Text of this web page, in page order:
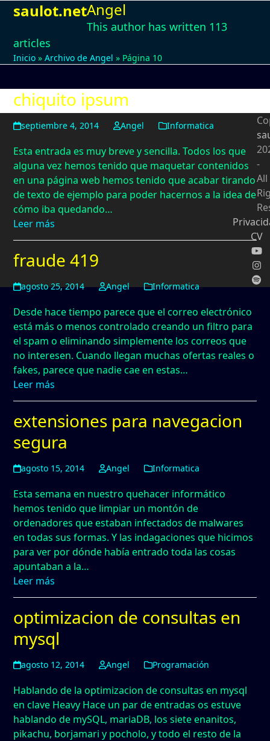
Skip
content
saulot.net
Open
menu
Close
menu
Angel
This author has written 113
articles
Inicio »Archivo de Angel » Página 10
chiquito ipsum
septiembre 4, 2014 Angel Informatica
Esta entrada es muy breve y sencilla. Todos los que
alguna vez hemos tenido que maquetar contenidos
en una página web hemos tenido que acabar tirando
de texto de ejemplo para poder hacernos a la idea de
cómo iba quedando…
Leer más
fraude 419
agosto 25, 2014 Angel Informatica
Desde hace tiempo parece que el correo electrónico
está más o menos controlado creando un filtro para
el spam o eliminando simplemente los correos que
no interesen. Cuando llegan muchas ofertas reales o
fakes, parece que nadie cae en estas…
Leer más
extensiones para navegacion
segura
agosto 15, 2014 Angel Informatica
Esta semana en nuestro quehacer informático
hemos tenido que limpiar un montón de
ordenadores que estaban infectados de malwares
en todas sus formas. Y las indagaciones que hicimos
para ver por dónde había entrado toda las cosas
apuntaban a la…
Leer más
optimizacion de consultas en
mysql
agosto 12, 2014 Angel Programación
Hablando de la optimizacion de consultas en mysql
en clave Heavy Hace un par de entradas os estuve
hablando de mySQL, mariaDB, los siete enanitos,
pikachu, borjamari y pocholo, y todo el resto de la
-
All
CV